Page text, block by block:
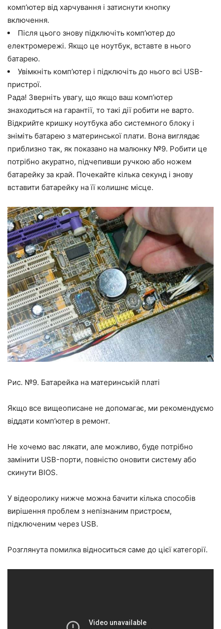
комп’ютер від харчування і затиснути кнопку
включення.
Після цього знову підключіть комп’ютер до
електромережі. Якщо це ноутбук, вставте в нього
батарею.
Увімкніть комп’ютер і підключіть до нього всі USB-
пристрої.
Рада! Зверніть увагу, що якщо ваш комп’ютер
знаходиться на гарантії, то такі дії робити не варто.
Відкрийте кришку ноутбука або системного блоку і
зніміть батарею з материнської плати. Вона виглядає
приблизно так, як показано на малюнку №9. Робити це
потрібно акуратно, підчепивши ручкою або ножем
батарейку за край. Почекайте кілька секунд і знову
вставити батарейку на її колишнє місце.
Рис. №9. Батарейка на материнській платі
Якщо все вищеописане не допомагає, ми рекомендуємо
віддати комп’ютер в ремонт.
Не хочемо вас лякати, але можливо, буде потрібно
замінити USB-порти, повністю оновити систему або
скинути BIOS.
У відеоролику нижче можна бачити кілька способів
вирішення проблем з непізнаним пристроєм,
підключеним через USB.
Розглянута помилка відноситься саме до цієї категорії.